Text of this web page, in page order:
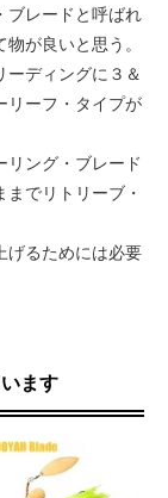
ブレードと呼ばれ
が良いと思う。
ーディングに３＆
リーフ・タイプが
リング・ブレード
でリトリーブ・
げるためには必要
ます